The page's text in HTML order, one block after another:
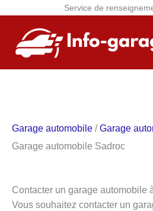
Service de
contenu
Garage automobile /Garage
Garage automobile Sadroc
Contacter un garage automobile
Vous souhaitez contacter un